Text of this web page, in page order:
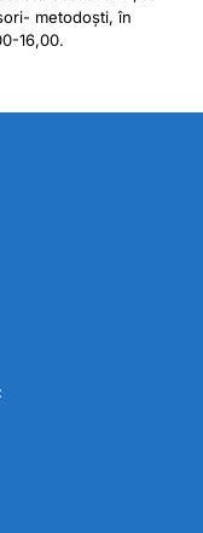
metodoști, în
16,00.